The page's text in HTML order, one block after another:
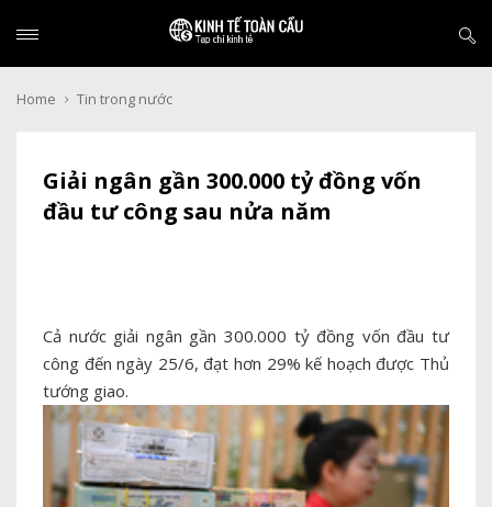
Home Tin trong nước
Giải ngân gần 300.000 tỷ đồng vốn
đầu tư công sau nửa năm
Cả nước giải ngân gần 300.000 tỷ đồng vốn đầu tư
công đến ngày 25/6, đạt hơn 29% kế hoạch được Thủ
tướng giao.